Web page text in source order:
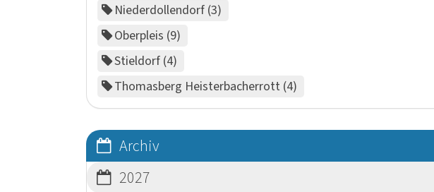
Niederdollendorf 3
Oberpleis 9
Stieldorf 4
Thomasberg Heisterbacherrott 4
Archiv
2027